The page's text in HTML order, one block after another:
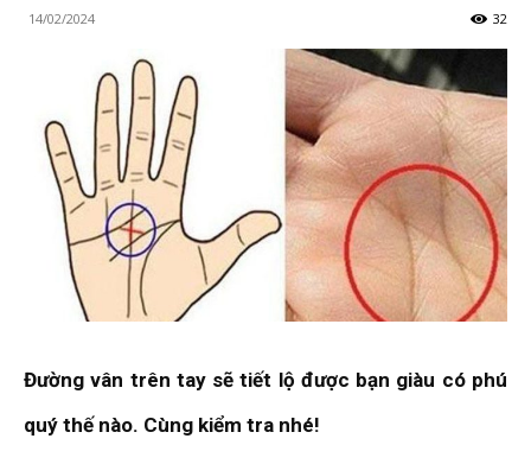
14/02/2024 32
Đường vân trên tay sẽ tiết lộ được bạn giàu có phú
quý thế nào. Cùng kiểm tra nhé!